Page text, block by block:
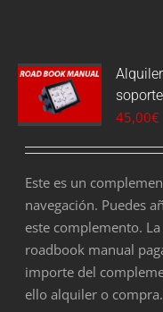
45,00€
Este es un
navegación. Puedes
este complemento.
roadbook manual
importe del
ello alquiler o compra.